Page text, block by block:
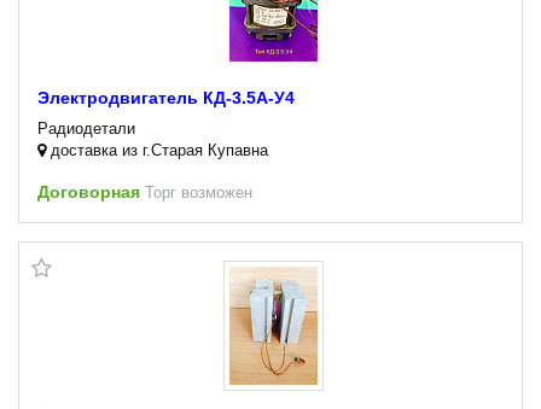
Электродвигатель КД-3.5А-У4
Радиодетали
доставка из г.Старая Купавна
Договорная Торг возможен